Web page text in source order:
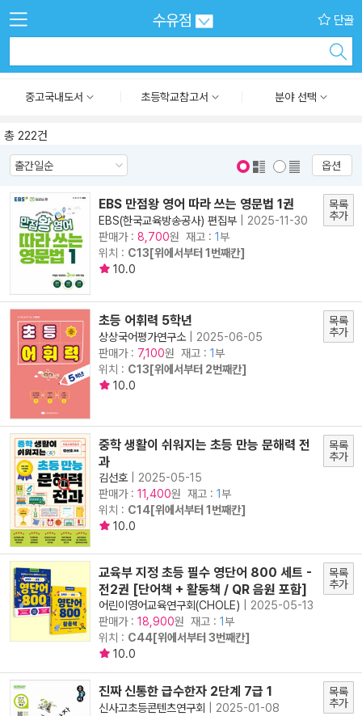
수유점 단골
중고국내도서 초등학교참고서 분야 선택
총 222건
옵션
EBS 만점왕 영어 따라 쓰는 영문법 1권
EBS(한국교육방송공사) 편집부| 2025-11-30
판매가 : 8,700원 재고 : 1부
위치 : C13[위에서부터 1번째칸]
10.0
목록
추가
초등 어휘력 5학년
상상국어평가연구소
2025-06-05
판매가 : 7,100원 재고 : 1부
위치 : C13[위에서부터 2번째칸]
10.0
목록
추가
중학 생활이 쉬워지는 초등 만능 문해력 전
과
김선호
2025-05-15
판매가 : 11,400원 재고 : 1부
위치 : C14[위에서부터 1번째칸]
10.0
목록
추가
교육부 지정 초등 필수 영단어 800 세트 -
전2권 [단어책 + 활동책 / QR 음원 포함]
어린이영어교육연구회(CHOLE)
2025-05-13
판매가 : 18,900원 재고 : 1부
위치 : C44[위에서부터 3번째칸]
10.0
목록
추가
진짜 신통한 급수한자 2단계 7급 1
신사고초등콘텐츠연구회
2025-01-08
목록
추가